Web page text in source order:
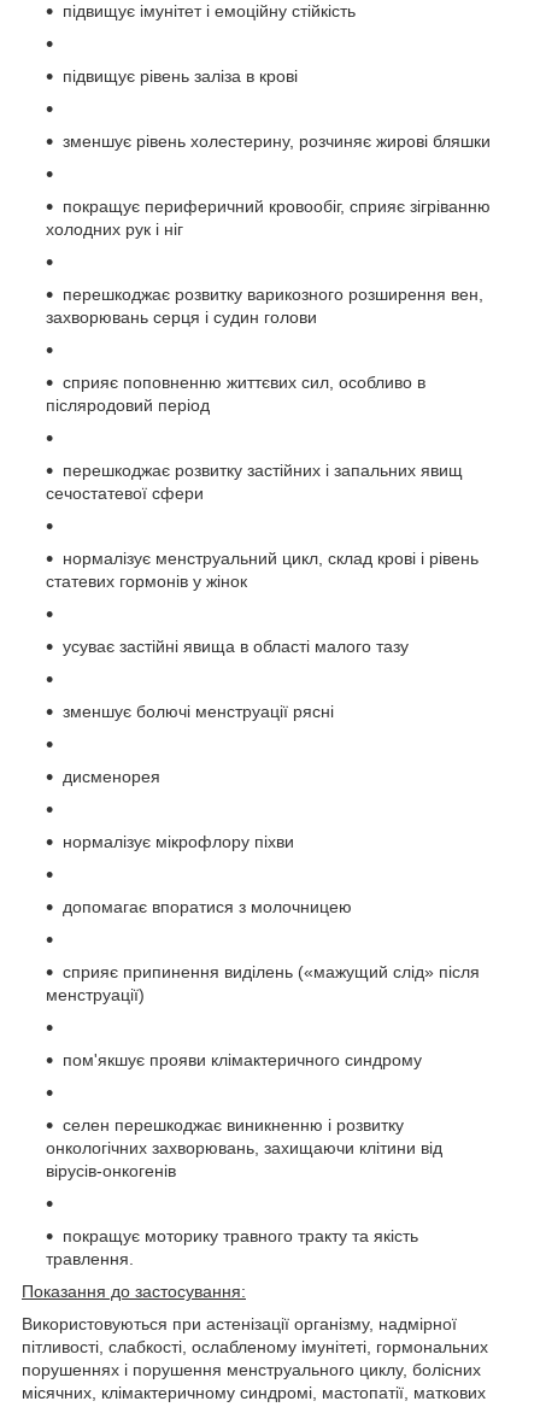
підвищує імунітет і емоційну стійкість
підвищує рівень заліза в крові
зменшує рівень холестерину, розчиняє жирові бляшки
покращує периферичний кровообіг, сприяє зігріванню
холодних рук і ніг
перешкоджає розвитку варикозного розширення вен,
захворювань серця і судин голови
сприяє поповненню життєвих сил, особливо в
післяродовий період
перешкоджає розвитку застійних і запальних явищ
сечостатевої сфери
нормалізує менструальний цикл, склад крові і рівень
статевих гормонів у жінок
усуває застійні явища в області малого тазу
зменшує болючі менструації рясні
дисменорея
нормалізує мікрофлору піхви
допомагає впоратися з молочницею
сприяє припинення виділень («мажущий слід» після
менструації)
пом'якшує прояви клімактеричного синдрому
селен перешкоджає виникненню і розвитку
онкологічних захворювань, захищаючи клітини від
вірусів-онкогенів
покращує моторику травного тракту та якість
травлення.
Показання до застосування:
Використовуються при астенізації організму, надмірної
пітливості, слабкості, ослабленому імунітеті, гормональних
порушеннях і порушення менструального циклу, болісних
місячних, клімактеричному синдромі, мастопатії, маткових